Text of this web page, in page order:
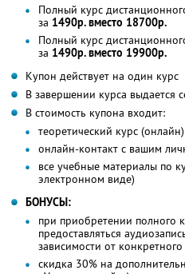
Полный курс
за 1490р. вместо 18700р.
Полный курс
за 1490р. вместо 19900р.
Купон действует на один курс
В завершении курса выдается
В стоимость купона входит:
теоретический курс (онлайн)
онлайн-контакт с вашим
все учебные материалы по
электронном виде)
БОНУСЫ:
при приобретении полного
предоставляться
зависимости от
скидка 30% на